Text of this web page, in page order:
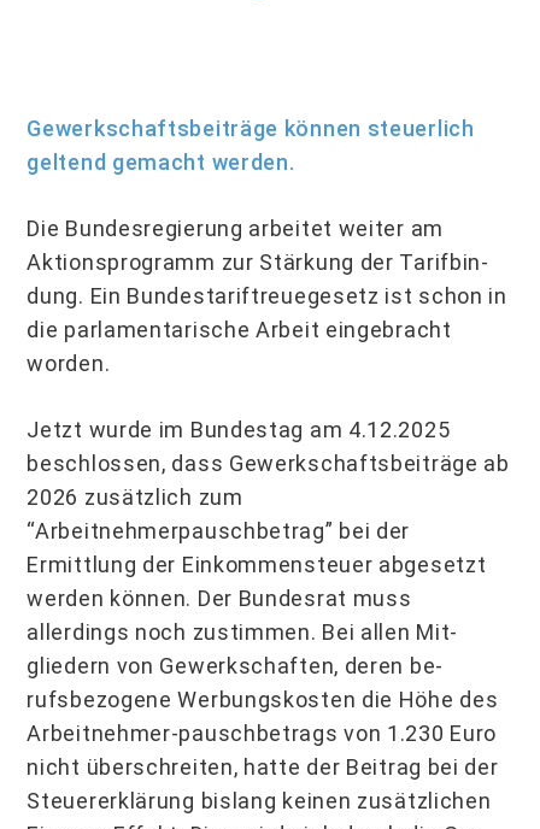
Gewerkschaftsbeiträge können steuerlich
geltend gemacht werden.
Die Bundesregierung arbeitet weiter am
Aktionsprogramm zur Stärkung der Tarifbin­
dung. Ein Bundes­tariftreuegesetz ist schon in
die parlamentarische Arbeit eingebracht
worden.
Jetzt wurde im Bundestag am 4.12.2025
beschlossen, dass Gewerkschaftsbeiträge ab
2026 zusätzlich zum
“Arbeitnehmerpauschbetrag” bei der
Ermittlung der Einkom­mensteuer abgesetzt
werden können. Der Bundesrat muss
allerdings noch zustim­men. Bei allen Mit­
gliedern von Gewerkschaften, deren be­
rufsbezogene Werbungs­kosten die Höhe des
Ar­beitnehmer-pauschbetrags von 1.230 Euro
nicht über­schreiten, hatte der Beitrag bei der
Steuererklärung bislang keinen zusätzlichen